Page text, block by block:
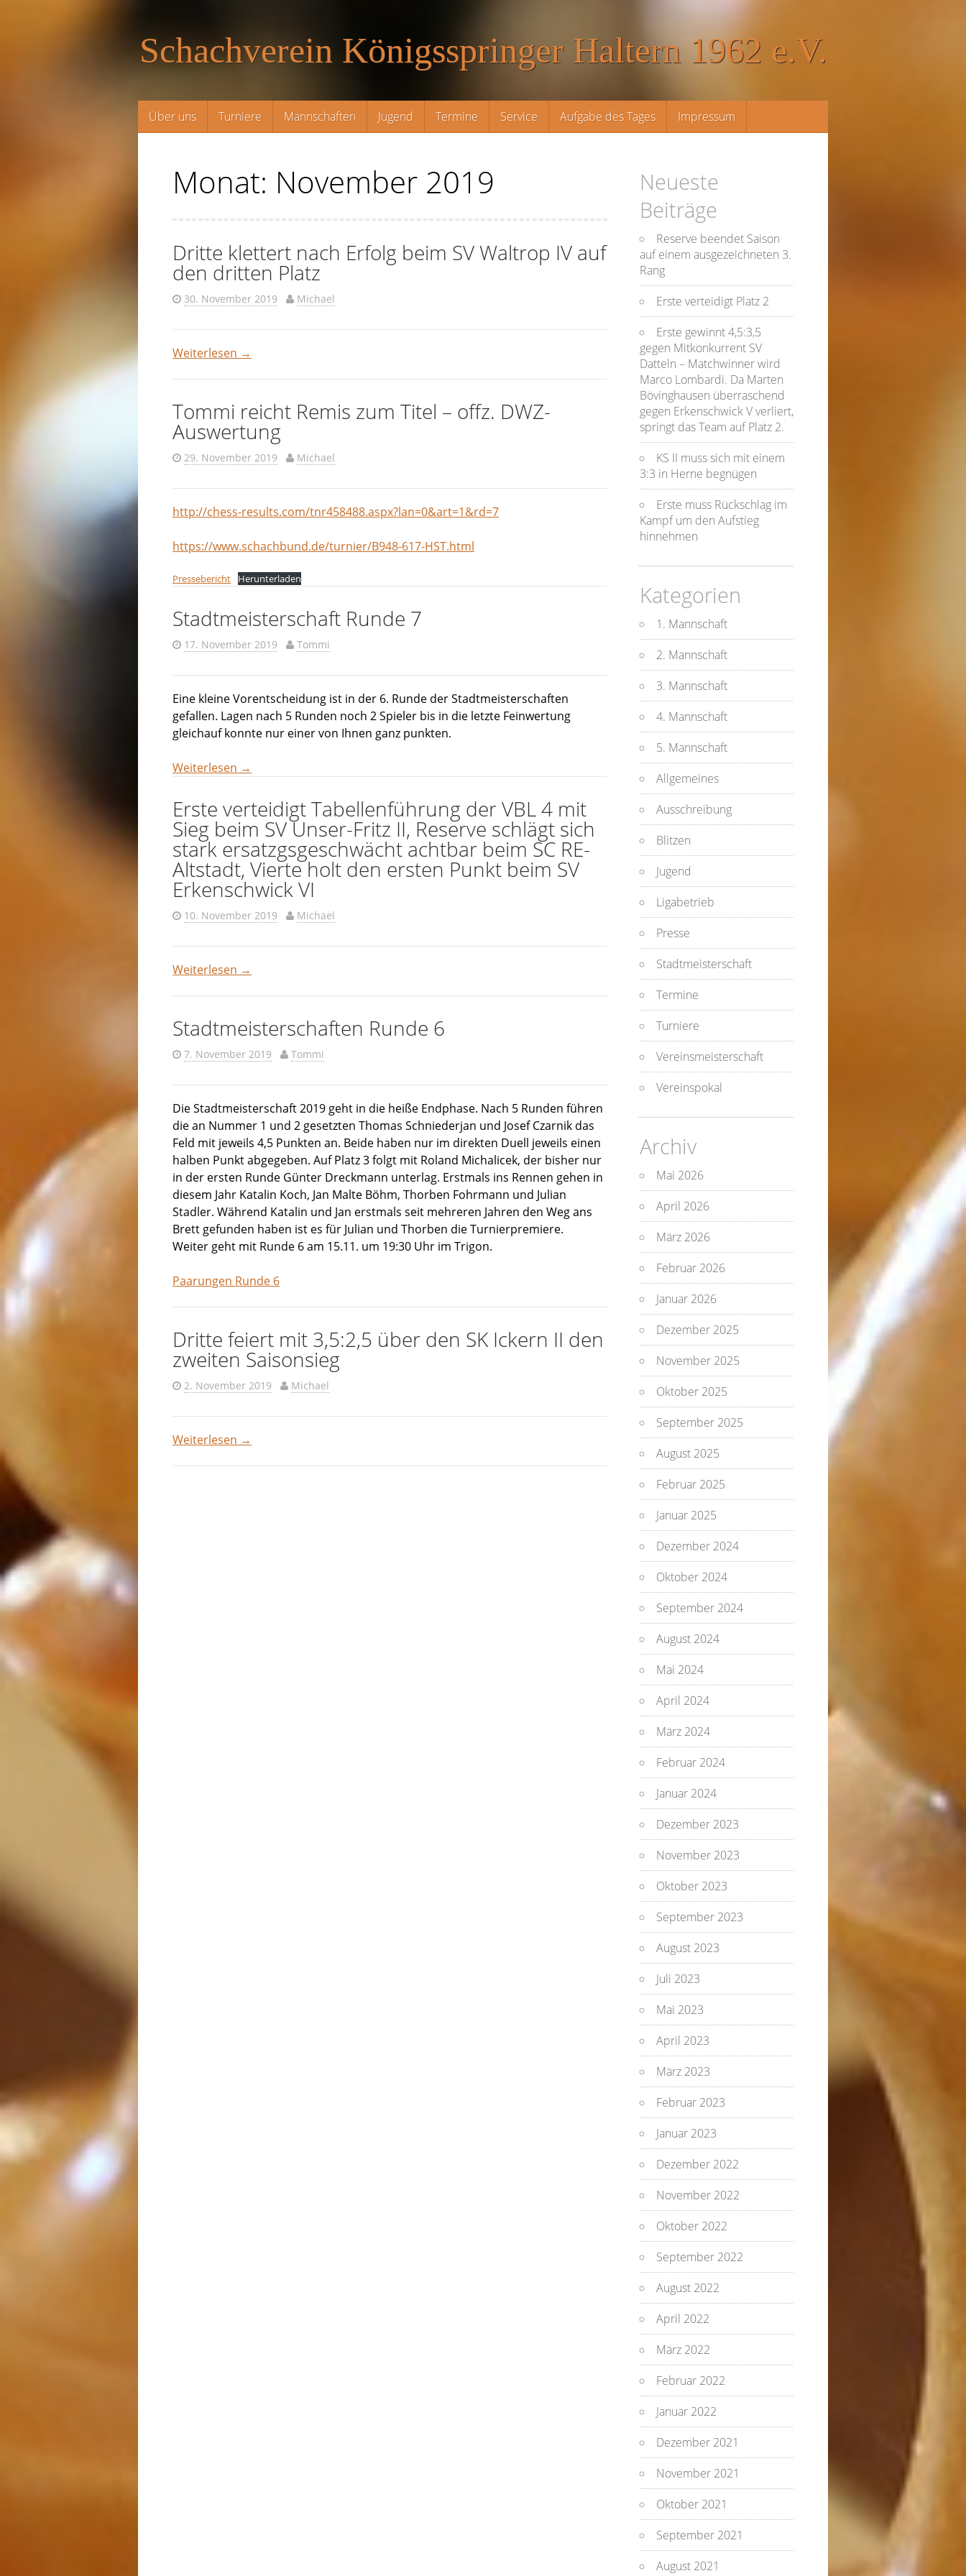
Schachverein Königsspringer Haltern 1962 e.V.
Zum
Inhalt
Über uns Turniere Mannschaften Jugend Termine Service Aufgabe des Tages Impressum
Monat: November 2019
Dritte klettert nach Erfolg beim SV Waltrop IV auf
den dritten Platz
30. November 2019 Michael
Weiterlesen →
Tommi reicht Remis zum Titel – offz. DWZ-
Auswertung
29. November 2019 Michael
http://chess-results.com/tnr458488.aspx?lan=0&art=1&rd=7
https://www.schachbund.de/turnier/B948-617-HST.html
Pressebericht Herunterladen
Stadtmeisterschaft Runde 7
17. November 2019 Tommi
Eine kleine Vorentscheidung ist in der 6. Runde der Stadtmeisterschaften
gefallen. Lagen nach 5 Runden noch 2 Spieler bis in die letzte Feinwertung
gleichauf konnte nur einer von Ihnen ganz punkten.
Weiterlesen →
Erste verteidigt Tabellenführung der VBL 4 mit
Sieg beim SV Unser-Fritz II, Reserve schlägt sich
stark ersatzgsgeschwächt achtbar beim SC RE-
Altstadt, Vierte holt den ersten Punkt beim SV
Erkenschwick VI
10. November 2019 Michael
Weiterlesen →
Stadtmeisterschaften Runde 6
7. November 2019 Tommi
Die Stadtmeisterschaft 2019 geht in die heiße Endphase. Nach 5 Runden führen
die an Nummer 1 und 2 gesetzten Thomas Schniederjan und Josef Czarnik das
Feld mit jeweils 4,5 Punkten an. Beide haben nur im direkten Duell jeweils einen
halben Punkt abgegeben. Auf Platz 3 folgt mit Roland Michalicek, der bisher nur
in der ersten Runde Günter Dreckmann unterlag. Erstmals ins Rennen gehen in
diesem Jahr Katalin Koch, Jan Malte Böhm, Thorben Fohrmann und Julian
Stadler. Während Katalin und Jan erstmals seit mehreren Jahren den Weg ans
Brett gefunden haben ist es für Julian und Thorben die Turnierpremiere.
Weiter geht mit Runde 6 am 15.11. um 19:30 Uhr im Trigon.
Paarungen Runde 6
Dritte feiert mit 3,5:2,5 über den SK Ickern II den
zweiten Saisonsieg
2. November 2019 Michael
Weiterlesen →
Neueste
Beiträge
Reserve beendet Saison
auf einem ausgezeichneten 3.
Rang
Erste verteidigt Platz 2
Erste gewinnt 4,5:3,5
gegen Mitkonkurrent SV
Datteln – Matchwinner wird
Marco Lombardi. Da Marten
Bövinghausen überraschend
gegen Erkenschwick V verliert,
springt das Team auf Platz 2.
KS II muss sich mit einem
3:3 in Herne begnügen
Erste muss Rückschlag im
Kampf um den Aufstieg
hinnehmen
Kategorien
1. Mannschaft
2. Mannschaft
3. Mannschaft
4. Mannschaft
5. Mannschaft
Allgemeines
Ausschreibung
Blitzen
Jugend
Ligabetrieb
Presse
Stadtmeisterschaft
Termine
Turniere
Vereinsmeisterschaft
Vereinspokal
Archiv
Mai 2026
April 2026
März 2026
Februar 2026
Januar 2026
Dezember 2025
November 2025
Oktober 2025
September 2025
August 2025
Februar 2025
Januar 2025
Dezember 2024
Oktober 2024
September 2024
August 2024
Mai 2024
April 2024
März 2024
Februar 2024
Januar 2024
Dezember 2023
November 2023
Oktober 2023
September 2023
August 2023
Juli 2023
Mai 2023
April 2023
März 2023
Februar 2023
Januar 2023
Dezember 2022
November 2022
Oktober 2022
September 2022
August 2022
April 2022
März 2022
Februar 2022
Januar 2022
Dezember 2021
November 2021
Oktober 2021
September 2021
August 2021